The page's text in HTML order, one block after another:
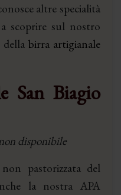
altre specialità
scoprire sul nostro
birra artigianale
San Biagio
disponibile
pastorizzata del
la nostra APA